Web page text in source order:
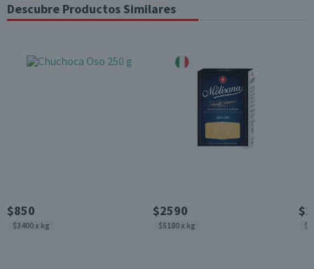
Descubre Productos Similares
$850
$3400 x kg
$2590
$5180 x kg